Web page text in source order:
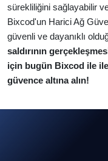
sürekliliğini sağlayabilir
Bixcod'un Harici Ağ
güvenli ve dayanıklı
saldırının
için bugün Bixcod ile
güvence altına alın!